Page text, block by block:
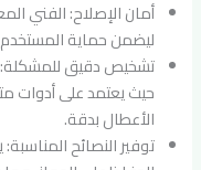
أمان الإصلاح: الفني
ليضمن حماية المستخدم
تشخيص دقيق للمشكلة:
حيث يعتمد على أدوات
الأعطال بدقة.
توفير النصائح